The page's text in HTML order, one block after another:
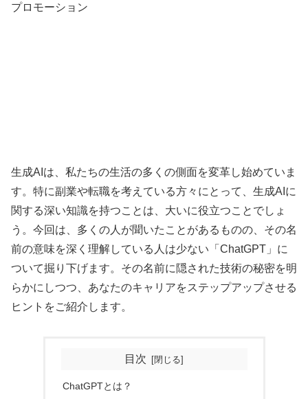
プロモーション
生成AIは、私たちの生活の多くの側面を変革し始めていま
す。特に副業や転職を考えている方々にとって、生成AIに
関する深い知識を持つことは、大いに役立つことでしょ
う。今回は、多くの人が聞いたことがあるものの、その名
前の意味を深く理解している人は少ない「ChatGPT」に
ついて掘り下げます。その名前に隠された技術の秘密を明
らかにしつつ、あなたのキャリアをステップアップさせる
ヒントをご紹介します。
目次
ChatGPTとは？